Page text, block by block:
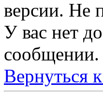
версии. Не
У вас нет
сообщении.
Вернуться